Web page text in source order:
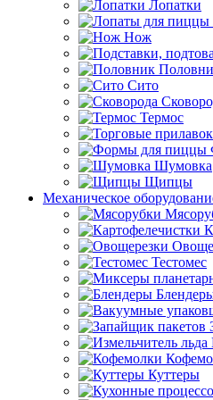
Лопатки
Нож
Сито
Термос
Шумовка
Щипцы
Механическое
Тестомес
Куттеры